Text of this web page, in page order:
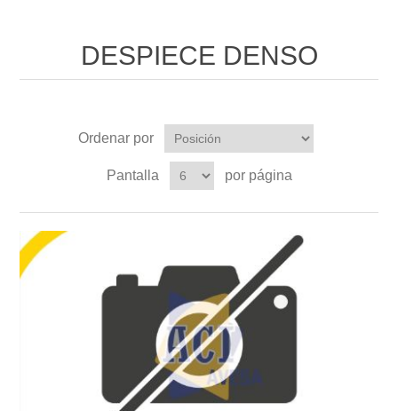
DESPIECE DENSO
Ordenar por
Pantalla por página